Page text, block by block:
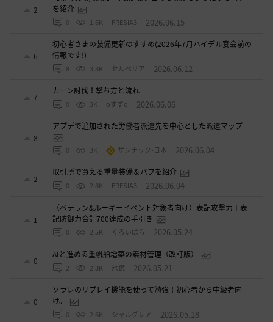
2
を紹介
0 1.6K FRESIA3 2026.06.15
6
初心者さまの装備更新のすすめ(2026年7月ハイデル宴会前の
情報です!)
8 3.3K セルベリア 2026.06.12
7
カーン討伐！撃ち方と流れ
0 3K oすずo 2026.06.06
8
アプデで追加された労働者派遣先を中心とした派遣マップ
0 3K ザンナック-日本 2026.06.04
2
取引所で買える重量装備＆バフを紹介
0 2.8K FRESIA3 2026.06.04
1
（ベテラン&ルーキーイベント対象者向け）表記攻撃力＋表
記防御力合計700達成の手引き
0 2.5K くろいばら 2026.05.24
0
AIと進める重帆船増築の素材管理（改訂版）
2 2.3K 氷鏡 2026.05.21
0
ソラレのリプレイ機能を使って勉強！初心者から中級者向
け。
0 2.6K シャルグレア 2026.05.18